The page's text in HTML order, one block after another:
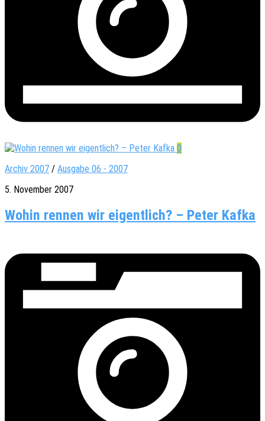
0
Archiv 2007 / Ausgabe 06 - 2007
5. November 2007
Wohin rennen wir eigentlich? – Peter Kafka